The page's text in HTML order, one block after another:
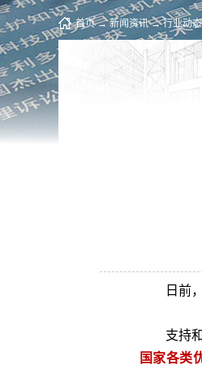
首页 → 新闻资讯 → 行业动态
日前
支持
国家各类